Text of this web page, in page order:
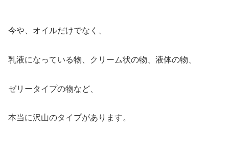
今や、オイルだけでなく、
乳液になっている物、クリーム状の物、液体の物、
ゼリータイプの物など、
本当に沢山のタイプがあります。